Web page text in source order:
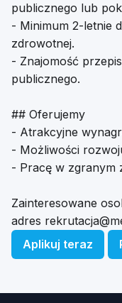
publicznego lub
- Minimum 2-letnie
zdrowotnej.
- Znajomość
publicznego.
## Oferujemy
- Atrakcyjne
- Możliwości
- Pracę w zgranym
Zainteresowane
adres
Aplikuj teraz